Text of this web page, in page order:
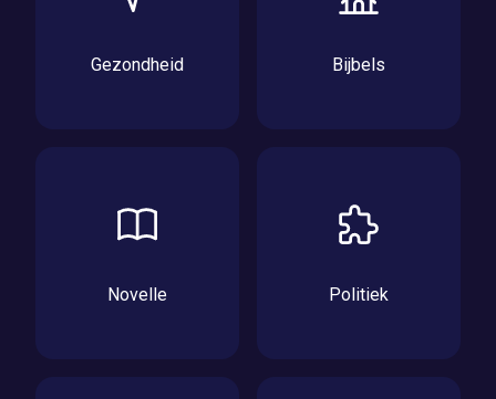
Gezondheid Bijbels
Novelle Politiek